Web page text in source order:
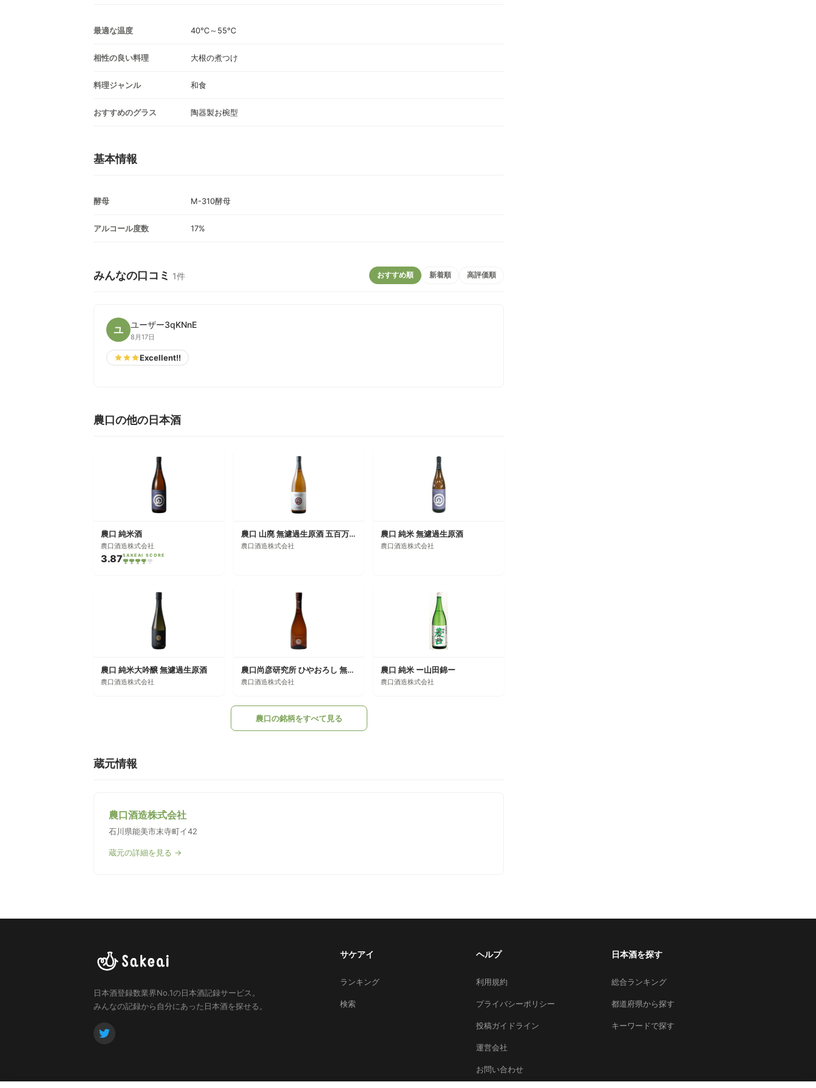
最適な温度 40℃～55℃
相性の良い料理 大根の煮つけ
料理ジャンル 和食
おすすめのグラス 陶器製お椀型
基本情報
酵母 M-310酵母
アルコール度数 17%
みんなの口コミ 1件 おすすめ順 新着順 高評価順
ユ ユーザー3qKNnE
8月17日
Excellent!!
農口の他の日本酒
農口 純米酒
農口酒造株式会社
3.87SAKEAI SCORE
農口 山廃 無濾過生原酒 五百万石
農口酒造株式会社
農口 純米 無濾過生原酒
農口酒造株式会社
農口 純米大吟醸 無濾過生原酒
農口酒造株式会社
農口尚彦研究所 ひやおろし 無濾過原酒 五百万石
農口酒造株式会社
農口 純米 ー山田錦ー
農口酒造株式会社
農口の銘柄をすべて見る
蔵元情報
農口酒造株式会社
石川県能美市末寺町イ42
蔵元の詳細を見る →
日本酒登録数業界No.1の日本酒記録サービス。
みんなの記録から自分にあった日本酒を探せる。
サケアイ
ランキング
検索
ヘルプ
利用規約
プライバシーポリシー
投稿ガイドライン
運営会社
お問い合わせ
日本酒を探す
総合ランキング
都道府県から探す
キーワードで探す